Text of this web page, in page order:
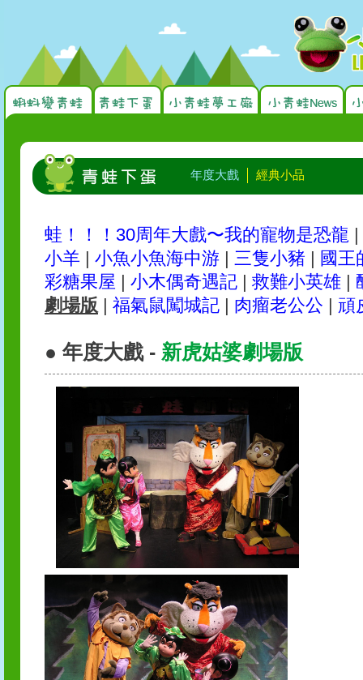
年度大戲 經典小品
蛙！！！30周年大戲〜我的寵物是恐龍 |
小羊 | 小魚小魚海中游 | 三隻小豬 | 國王
彩糖果屋 | 小木偶奇遇記 | 救難小英雄 |
劇場版 | 福氣鼠闖城記 | 肉瘤老公公 | 頑
● 年度大戲 - 新虎姑婆劇場版